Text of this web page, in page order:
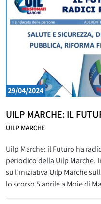
29/04/2024
UILP MARCHE: IL
UILP MARCHE
Uilp Marche: il Futuro ha
periodico della Uilp Marche.
su l’iniziativa Uilp Marche
lo scorso 5 aprile a Moie di
Biblioteca comunale, alla